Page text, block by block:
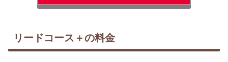
リードコース＋の料金